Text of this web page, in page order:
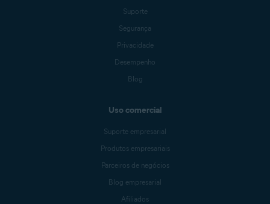
Suporte
Segurança
Privacidade
Desempenho
Blog
Uso comercial
Suporte empresarial
Produtos empresariais
Parceiros de negócios
Blog empresarial
Afiliados